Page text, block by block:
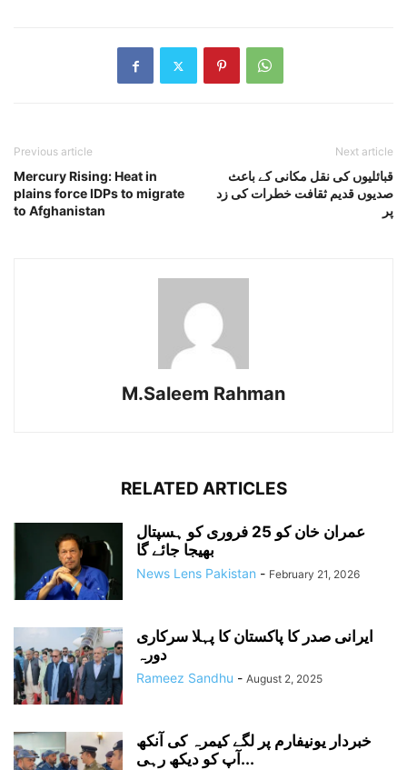
Previous article
Mercury Rising: Heat in
plains force IDPs to migrate
to Afghanistan
Next article
قبائلیوں کی نقل مکانی کے باعث
صدیوں قدیم ثقافت خطرات کی زد
پر
M.Saleem Rahman
RELATED ARTICLES
عمران خان کو 25 فروری کو ہسپتال
بھیجا جائے گا
News Lens Pakistan - February 21, 2026
ایرانی صدر کا پاکستان کا پہلا سرکاری
دورہ
Rameez Sandhu - August 2, 2025
خبردار یونیفارم پر لگے کیمرہ کی آنکھ
آپ کو دیکھ رہی...